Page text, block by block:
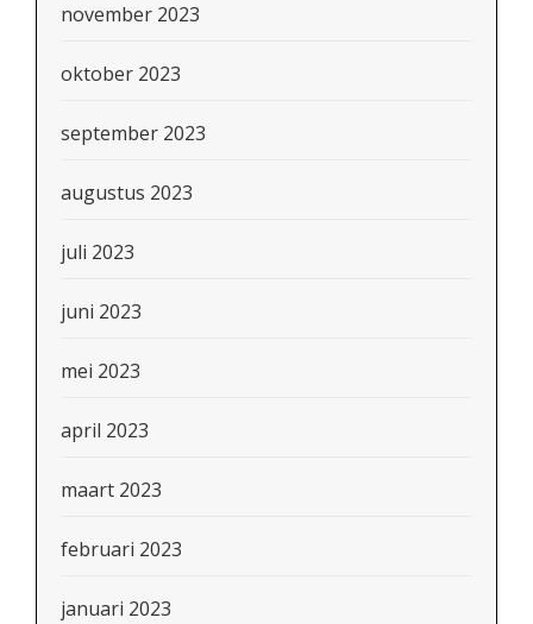
november 2023
oktober 2023
september 2023
augustus 2023
juli 2023
juni 2023
mei 2023
april 2023
maart 2023
februari 2023
januari 2023